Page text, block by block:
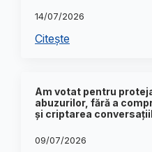
14/07/2026
Citește
Am votat pentru
abuzurilor, fără a
și criptarea
09/07/2026